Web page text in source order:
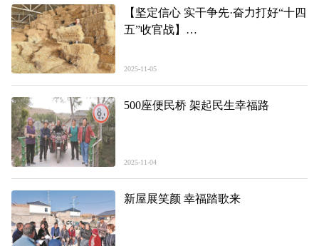
【坚定信心 实干争先·奋力打好“十四
五”收官战】
2025-11-05
500座便民桥 架起民生幸福路
2025-11-04
新屋展笑颜 幸福踏歌来